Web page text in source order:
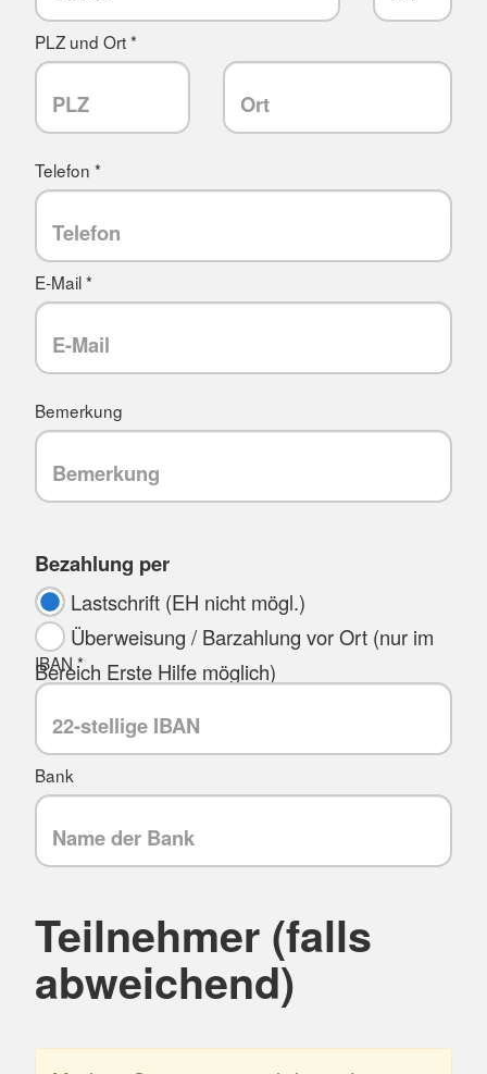
PLZ und Ort *
Telefon *
E-Mail *
Bemerkung
Bezahlung per
Lastschrift (EH nicht mögl.)
Überweisung / Barzahlung vor Ort (nur im
Bereich Erste Hilfe möglich)
IBAN *
Bank
Teilnehmer (falls
abweichend)